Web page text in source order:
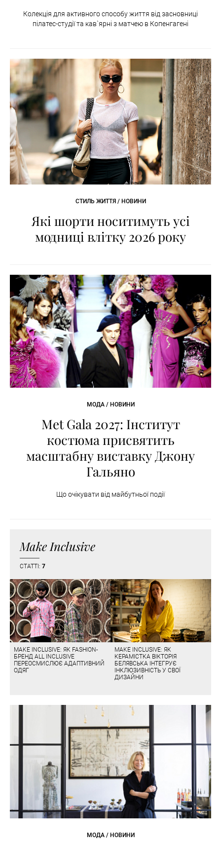
Колекція для активного способу життя від засновниці
пілатес-студії та кав`ярні з матчею в Копенгагені
СТИЛЬ ЖИТТЯ / НОВИНИ
Які шорти носитимуть усі
модниці влітку 2026 року
МОДА / НОВИНИ
Met Gala 2027: Інститут
костюма присвятить
масштабну виставку Джону
Гальяно
Що очікувати від майбутньої події
Make Inclusive
СТАТТІ: 7
MAKE INCLUSIVE: ЯК FASHION-
БРЕНД ALL INCLUSIVE
ПЕРЕОСМИСЛЮЄ АДАПТИВНИЙ
ОДЯГ
MAKE INCLUSIVE: ЯК
КЕРАМІСТКА ВІКТОРІЯ
БЕЛЯВСЬКА ІНТЕГРУЄ
ІНКЛЮЗИВНІСТЬ У СВОЇ
ДИЗАЙНИ
МОДА / НОВИНИ